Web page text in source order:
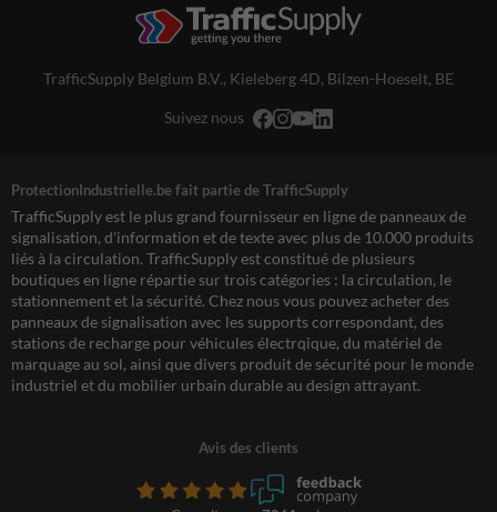
TrafficSupply Belgium B.V., Kieleberg 4D, Bilzen-Hoeselt, BE
Suivez nous
ProtectionIndustrielle.be fait partie de TrafficSupply
TrafficSupply est le plus grand fournisseur en ligne de panneaux de
signalisation, d'information et de texte avec plus de 10.000 produits
liés à la circulation. TrafficSupply est constitué de plusieurs
boutiques en ligne répartie sur trois catégories : la circulation, le
stationnement et la sécurité. Chez nous vous pouvez acheter des
panneaux de signalisation avec les supports correspondant, des
stations de recharge pour véhicules électrqique, du matériel de
marquage au sol, ainsi que divers produit de sécurité pour le monde
industriel et du mobilier urbain durable au design attrayant.
Avis des clients